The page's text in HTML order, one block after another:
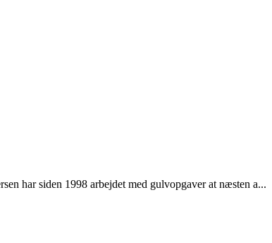
har siden 1998 arbejdet med gulvopgaver at næsten a...